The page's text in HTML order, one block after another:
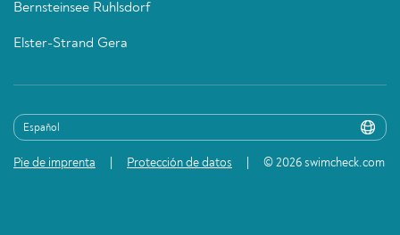
Bernsteinsee Ruhlsdorf
Elster-Strand Gera
Pie de imprenta Protección de datos © 2026 swimcheck.com